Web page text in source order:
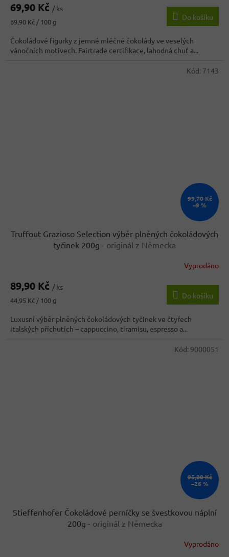
produktu
3,3
z
5
hvězdiček.
69,90 Kč / ks
Měrná
69,90 Kč / 100 g
Do košíku
Čokoládové figurky z jemné mléčné čokolády ve veselých
vánočních motivech. Fairtrade certifikace, lahodná chuť a...
99,70 Kč
–9 %
Truffout Grazioso Selection výběr plněných čokoládových
tyčinek 200g - originál z Německa
produktu
4,1
z
5
hvězdiček.
Vyprodáno
89,90 Kč / ks
Měrná
44,95 Kč / 100 g
Do košíku
Luxusní výběr plněných čokoládových tyčinek ve čtyřech
italských příchutích – cappuccino, tiramisu, espresso a...
Kód: 7143
95,20 Kč
–26 %
Stieffenhofer Čokoládové perníčky se švestkovou náplní
200g - originál z Německa
Vyprodáno
Kód: 9000051